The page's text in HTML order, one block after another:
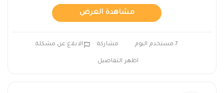
مشاهدة العرض
7 مستخدم اليوم مشاركة الابلاغ عن مشكلة
اظهر التفاصيل